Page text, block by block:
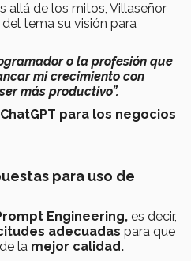
allá de los mitos, Villaseñor
tema su visión para
o la profesión que
mi crecimiento con
más productivo”.
ChatGPT para los negocios
para uso de
Engineering, es decir,
adecuadas para que
la mejor calidad.